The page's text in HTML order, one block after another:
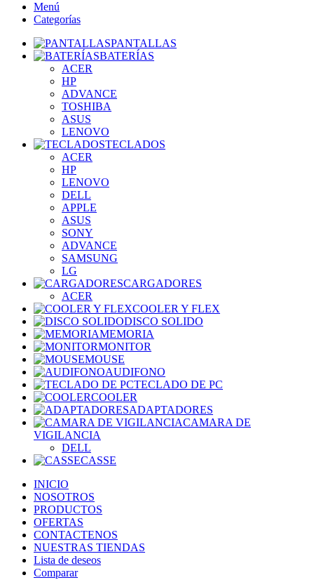
Menú
Categorías
PANTALLAS
BATERÍAS
ACER
HP
ADVANCE
TOSHIBA
ASUS
LENOVO
TECLADOS
ACER
HP
LENOVO
DELL
APPLE
ASUS
SONY
ADVANCE
SAMSUNG
LG
CARGADORES
ACER
COOLER Y FLEX
DISCO SOLIDO
MEMORIA
MONITOR
MOUSE
AUDIFONO
TECLADO DE PC
COOLER
ADAPTADORES
CAMARA DE
VIGILANCIA
DELL
CASSE
INICIO
NOSOTROS
PRODUCTOS
OFERTAS
CONTACTENOS
NUESTRAS TIENDAS
Lista de deseos
Comparar